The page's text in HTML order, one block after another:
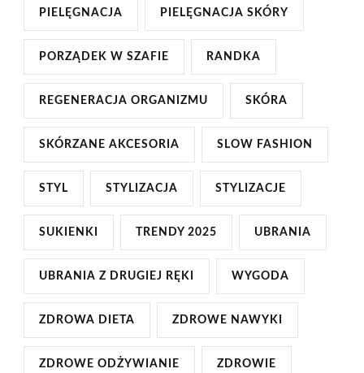
PIELĘGNACJA PIELĘGNACJA SKÓRY
PORZĄDEK W SZAFIE RANDKA
REGENERACJA ORGANIZMU SKÓRA
SKÓRZANE AKCESORIA SLOW FASHION
STYL STYLIZACJA STYLIZACJE
SUKIENKI TRENDY 2025 UBRANIA
UBRANIA Z DRUGIEJ RĘKI WYGODA
ZDROWA DIETA ZDROWE NAWYKI
ZDROWE ODŻYWIANIE ZDROWIE